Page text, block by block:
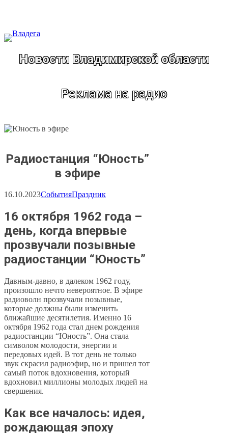
Новости Владимирской области
Реклама на радио
Радиостанция “Юность”
в эфире
16.10.2023СобытияПраздник
16 октября 1962 года –
день, когда впервые
прозвучали позывные
радиостанции “Юность”
Давным-давно, в далеком 1962 году,
произошло нечто невероятное. В эфире
радиоволн прозвучали позывные,
которые должны были изменить
ближайшие десятилетия. Именно 16
октября 1962 года стал днем рождения
радиостанции “Юность”. Она стала
символом молодости, энергии и
передовых идей. В тот день не только
звук скрасил радиоэфир, но и пришел тот
самый поток вдохновения, который
вдохновил миллионы молодых людей на
свершения.
Как все началось: идея,
рождающая эпоху